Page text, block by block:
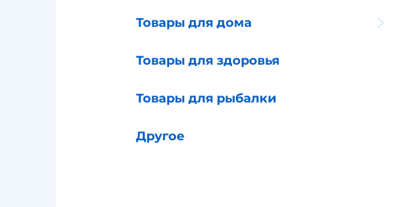
Товары для дома
Товары для здоровья
Товары для рыбалки
Другое